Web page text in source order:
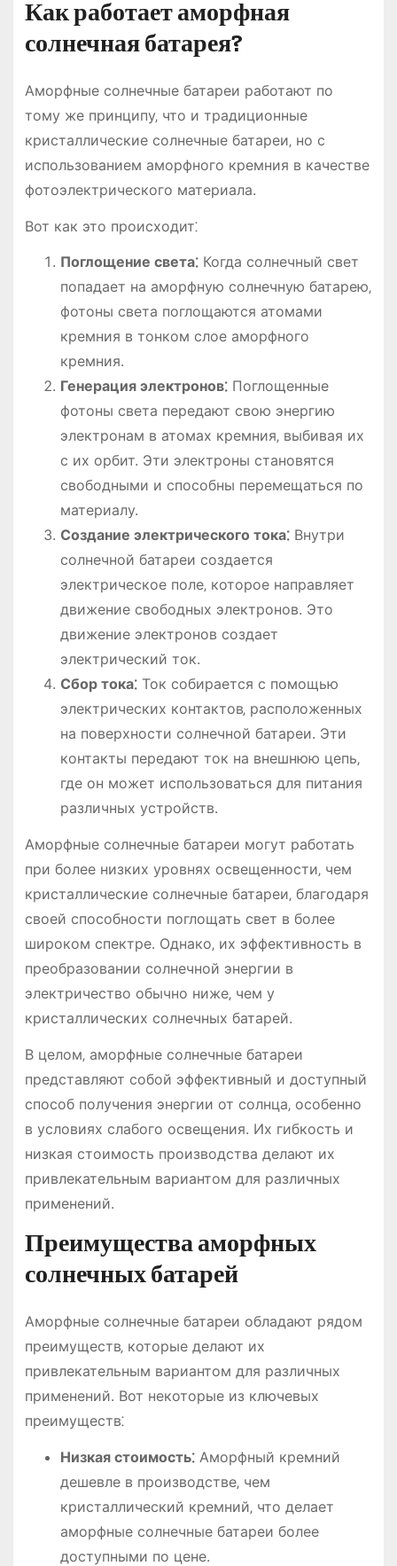
Как работает аморфная
солнечная батарея?
Аморфные солнечные батареи работают по
тому же принципу‚ что и традиционные
кристаллические солнечные батареи‚ но с
использованием аморфного кремния в качестве
фотоэлектрического материала.
Вот как это происходит⁚
Поглощение света⁚Когда солнечный свет
попадает на аморфную солнечную батарею‚
фотоны света поглощаются атомами
кремния в тонком слое аморфного
кремния.
Генерация электронов⁚Поглощенные
фотоны света передают свою энергию
электронам в атомах кремния‚ выбивая их
с их орбит. Эти электроны становятся
свободными и способны перемещаться по
материалу.
Создание электрического тока⁚Внутри
солнечной батареи создается
электрическое поле‚ которое направляет
движение свободных электронов. Это
движение электронов создает
электрический ток.
Сбор тока⁚Ток собирается с помощью
электрических контактов‚ расположенных
на поверхности солнечной батареи. Эти
контакты передают ток на внешнюю цепь‚
где он может использоваться для питания
различных устройств.
Аморфные солнечные батареи могут работать
при более низких уровнях освещенности‚ чем
кристаллические солнечные батареи‚ благодаря
своей способности поглощать свет в более
широком спектре. Однако‚ их эффективность в
преобразовании солнечной энергии в
электричество обычно ниже‚ чем у
кристаллических солнечных батарей.
В целом‚ аморфные солнечные батареи
представляют собой эффективный и доступный
способ получения энергии от солнца‚ особенно
в условиях слабого освещения. Их гибкость и
низкая стоимость производства делают их
привлекательным вариантом для различных
применений.
Преимущества аморфных
солнечных батарей
Аморфные солнечные батареи обладают рядом
преимуществ‚ которые делают их
привлекательным вариантом для различных
применений. Вот некоторые из ключевых
преимуществ⁚
Низкая стоимость⁚Аморфный кремний
дешевле в производстве‚ чем
кристаллический кремний‚ что делает
аморфные солнечные батареи более
доступными по цене.